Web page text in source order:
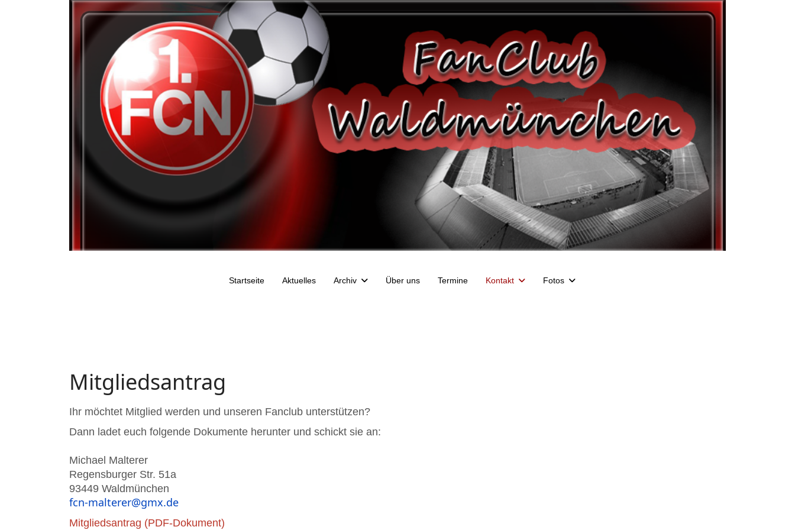
Startseite Aktuelles Archiv Über uns Termine Kontakt Fotos
Mitgliedsantrag
Ihr möchtet Mitglied werden und unseren Fanclub unterstützen?
Dann ladet euch folgende Dokumente herunter und schickt sie an:
Michael Malterer
Regensburger Str. 51a
93449 Waldmünchen
fcn-malterer@gmx.de
Mitgliedsantrag (PDF-Dokument)